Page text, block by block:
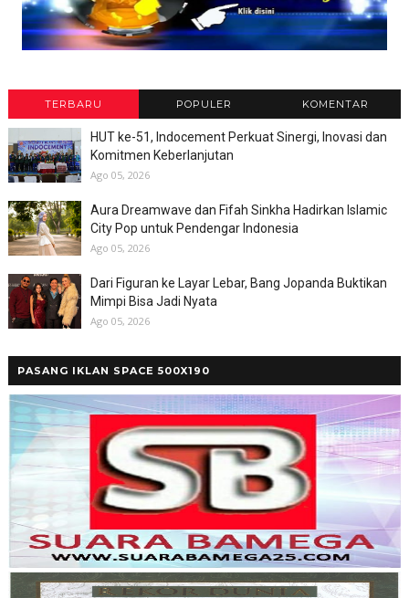
TERBARU POPULER KOMENTAR
HUT ke-51, Indocement Perkuat Sinergi, Inovasi dan
Komitmen Keberlanjutan
Ago 05, 2026
Aura Dreamwave dan Fifah Sinkha Hadirkan Islamic
City Pop untuk Pendengar Indonesia
Ago 05, 2026
Dari Figuran ke Layar Lebar, Bang Jopanda Buktikan
Mimpi Bisa Jadi Nyata
Ago 05, 2026
PASANG IKLAN SPACE 500X190